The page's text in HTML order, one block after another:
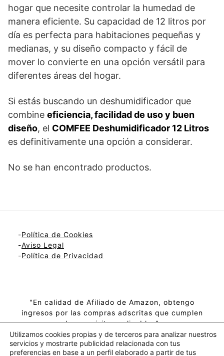
hogar que necesite controlar la humedad de
manera eficiente. Su capacidad de 12 litros por
día es perfecta para habitaciones pequeñas y
medianas, y su diseño compacto y fácil de
mover lo convierte en una opción versátil para
diferentes áreas del hogar.
Si estás buscando un deshumidificador que
combine eficiencia, facilidad de uso y buen
diseño, el COMFEE Deshumidificador 12 Litros
es definitivamente una opción a considerar.
No se han encontrado productos.
-Política de Cookies
-Aviso Legal
-Política de Privacidad
"En calidad de Afiliado de Amazon, obtengo
ingresos por las compras adscritas que cumplen
los requisitos aplicables"
Utilizamos cookies propias y de terceros para analizar nuestros
servicios y mostrarte publicidad relacionada con tus
preferencias en base a un perfil elaborado a partir de tus